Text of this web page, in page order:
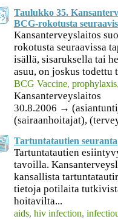
Taulukko 35.
BCG-rokotusta
Kansanterveyslaitos
rokotusta seuraavissa
isällä, sisaruksella tai
asuu, on joskus todettu
BCG Vaccine, prophylaxis
Kansanterveyslaitos
30.8.2006 →
(sairaanhoitajat),
Tartuntatautien seuranta
Tartuntatautien
tavoilla.
kansallista
tietoja potilaita
hoitavilta...
aids, hiv infection,